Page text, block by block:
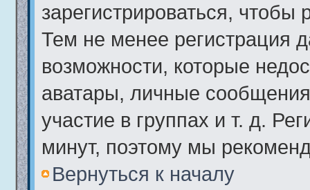
зарегистрироваться,
Тем не менее регистрация
возможности, которые
аватары, личные
участие в группах и т. д.
минут, поэтому мы
Вернуться к началу